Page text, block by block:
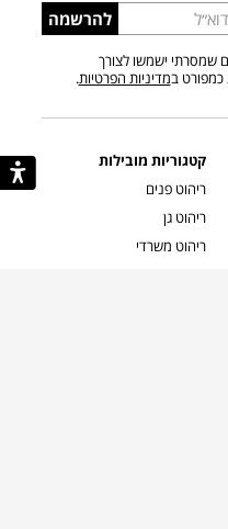
להרשמה
שמסרתי ישמשו לצורך
כמפורט במדיניות הפרטיות.
קטגוריות מובילות
ריהוט פנים
ריהוט גן
ריהוט משרדי